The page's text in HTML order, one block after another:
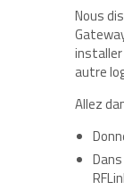
Nous
installer
autre
Allez